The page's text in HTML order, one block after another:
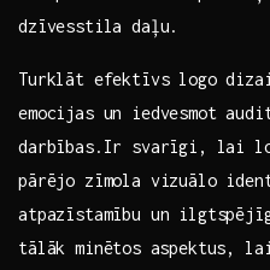
dzīvesstila daļu.
Turklāt efektīvs logo
emocijas un ‌iedvesmot
darbības.Ir svarīgi, lai
pārējo zīmola vizuālo
atpazīstamību un
tālāk minētos ⁤aspektus,